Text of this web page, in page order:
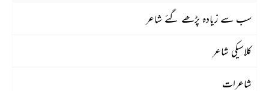
سب سے زیادہ پڑھے گئے شاعر
کلاسیکی شاعر
شاعرات